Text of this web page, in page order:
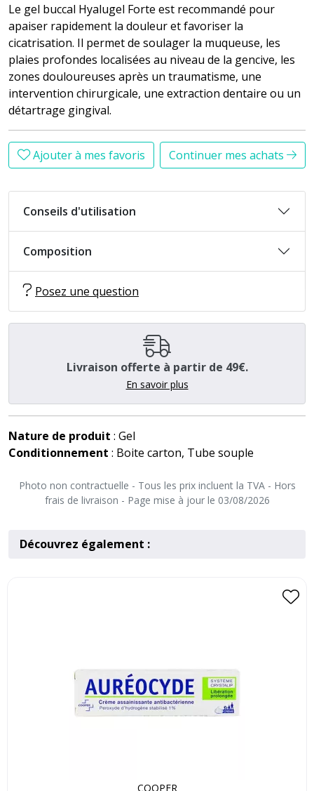
Le gel buccal Hyalugel Forte est recommandé pour
apaiser rapidement la douleur et favoriser la
cicatrisation. Il permet de soulager la muqueuse, les
plaies profondes localisées au niveau de la gencive, les
zones douloureuses après un traumatisme, une
intervention chirurgicale, une extraction dentaire ou un
détartrage gingival.
Ajouter à mes favoris Continuer mes achats
Conseils d'utilisation
Composition
Posez une question
Livraison offerte à partir de 49€.
En savoir plus
Nature de produit : Gel
Conditionnement : Boite carton, Tube souple
Photo non contractuelle - Tous les prix incluent la TVA - Hors
frais de livraison - Page mise à jour le 03/08/2026
Découvrez également :
COOPER